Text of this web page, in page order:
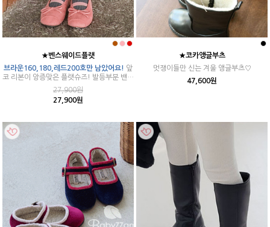
★벤스웨이드플랫
브라운160,180,레드200호만 남았어요! 앞
코 리본이 앙증맞은 플랫슈즈! 발등부분 밴딩
처리로 편하고 기모안감으로 따뜻해요♪
27,900원
27,900원
★코카앵글부츠
멋쟁이들만 신는 겨울 앵글부츠♡
47,600원